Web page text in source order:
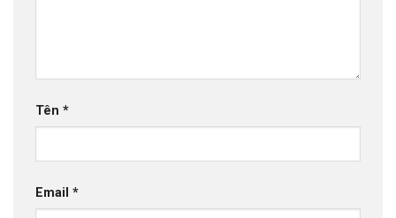
Tên *
Email *